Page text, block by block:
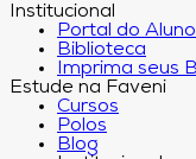
Institucional
Portal do Aluno
Biblioteca
Imprima seus
Estude na Faveni
Cursos
Polos
Blog